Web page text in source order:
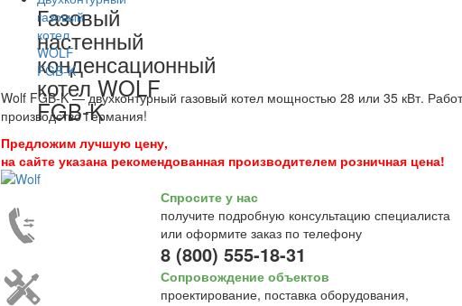
Газовый
настенный
конденсационный
котел WOLF
FGB-K
Wolf FGB-K — двухконтурный газовый котел мощностью 28 или 35 кВт.
производство Германия!
Предложим лучшую цену,
на сайте указана рекомендованная производителем розничная цена!
Спросите у нас
получите подробную консультацию специалиста
или оформите заказ по телефону
8 (800) 555-18-31
Сопровождение объектов
проектирование, поставка оборудования,